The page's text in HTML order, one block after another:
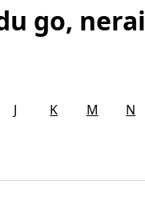
go, nerai
J K M N